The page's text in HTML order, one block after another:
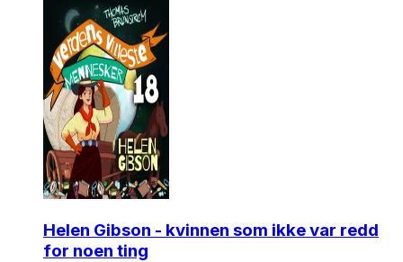
Helen Gibson - kvinnen som ikke var redd
for noen ting